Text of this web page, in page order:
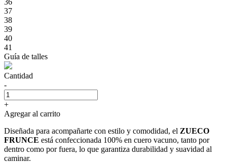
37
38
39
40
41
Guía de talles
Cantidad
-
+
Agregar al carrito
Diseñada para acompañarte con estilo y comodidad, el ZUECO
FRUNCE está confeccionada 100% en cuero vacuno, tanto por
dentro como por fuera, lo que garantiza durabilidad y suavidad al
caminar.